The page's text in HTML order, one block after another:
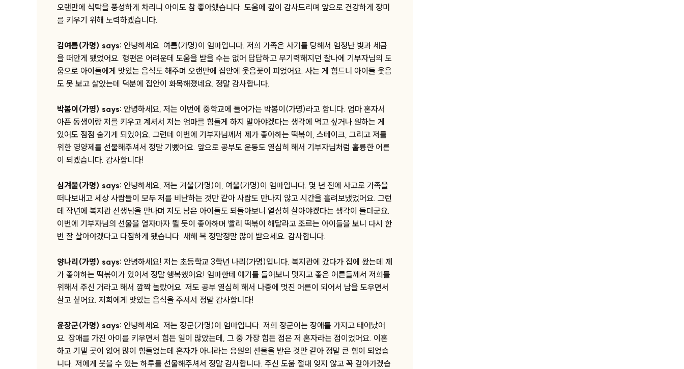
오랜만에 식탁을 풍성하게 차리니 아이도 참 좋아했습니다. 도움에 깊이 감사드리며 앞으로 건강하게 장미
를 키우기 위해 노력하겠습니다.
김여름(가명) says: 안녕하세요. 여름(가명)이 엄마입니다. 저희 가족은 사기를 당해서 엄청난 빚과 세금
을 떠안게 됐었어요. 형편은 어려운데 도움을 받을 수는 없어 답답하고 무기력해지던 찰나에 기부자님의 도
움으로 아이들에게 맛있는 음식도 해주며 오랜만에 집안에 웃음꽃이 피었어요. 사는 게 힘드니 아이들 웃음
도 못 보고 살았는데 덕분에 집안이 화목해졌네요. 정말 감사합니다.
박봄이(가명) says: 안녕하세요, 저는 이번에 중학교에 들어가는 박봄이(가명)라고 합니다. 엄마 혼자서
아픈 동생이랑 저를 키우고 계셔서 저는 엄마를 힘들게 하지 말아야겠다는 생각에 먹고 싶거나 원하는 게
있어도 점점 숨기게 되었어요. 그런데 이번에 기부자님께서 제가 좋아하는 떡볶이, 스테이크, 그리고 저를
위한 영양제를 선물해주셔서 정말 기뻤어요. 앞으로 공부도 운동도 열심히 해서 기부자님처럼 훌륭한 어른
이 되겠습니다. 감사합니다!
심겨울(가명) says: 안녕하세요, 저는 겨울(가명)이, 여울(가명)이 엄마입니다. 몇 년 전에 사고로 가족을
떠나보내고 세상 사람들이 모두 저를 비난하는 것만 같아 사람도 만나지 않고 시간을 흘려보냈었어요. 그런
데 작년에 복지관 선생님을 만나며 저도 남은 아이들도 되돌아보니 열심히 살아야겠다는 생각이 들더군요.
이번에 기부자님의 선물을 열자마자 뛸 듯이 좋아하며 빨리 떡볶이 해달라고 조르는 아이들을 보니 다시 한
번 잘 살아야겠다고 다짐하게 됐습니다. 새해 복 정말정말 많이 받으세요. 감사합니다.
양나리(가명) says: 안녕하세요! 저는 초등학교 3학년 나리(가명)입니다. 복지관에 갔다가 집에 왔는데 제
가 좋아하는 떡볶이가 있어서 정말 행복했어요! 엄마한테 얘기를 들어보니 멋지고 좋은 어른들께서 저희를
위해서 주신 거라고 해서 깜짝 놀랐어요. 저도 공부 열심히 해서 나중에 멋진 어른이 되어서 남을 도우면서
살고 싶어요. 저희에게 맛있는 음식을 주셔서 정말 감사합니다!
윤장군(가명) says: 안녕하세요. 저는 장군(가명)이 엄마입니다. 저희 장군이는 장애를 가지고 태어났어
요. 장애를 가진 아이를 키우면서 힘든 일이 많았는데, 그 중 가장 힘든 점은 저 혼자라는 점이었어요. 이혼
하고 기댈 곳이 없어 많이 힘들었는데 혼자가 아니라는 응원의 선물을 받은 것만 같아 정말 큰 힘이 되었습
니다. 저에게 웃을 수 있는 하루를 선물해주셔서 정말 감사합니다. 주신 도움 절대 잊지 않고 꼭 갚아가겠습